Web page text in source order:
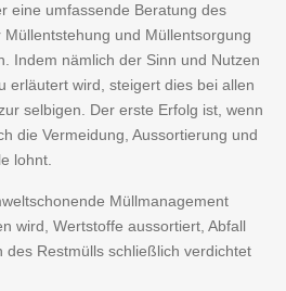
eine umfassende Beratung des
und Müllentsorgung
Indem nämlich der Sinn und Nutzen
erläutert wird, steigert dies bei allen
selbigen. Der erste Erfolg ist, wenn
die Vermeidung, Aussortierung und
lohnt.
Müllmanagement
wird, Wertstoffe aussortiert, Abfall
des Restmülls schließlich verdichtet